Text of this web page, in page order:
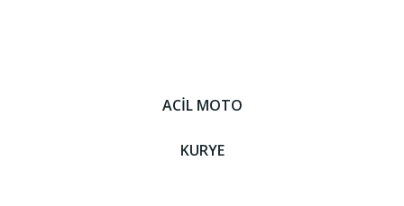
ACİL MOTO
KURYE